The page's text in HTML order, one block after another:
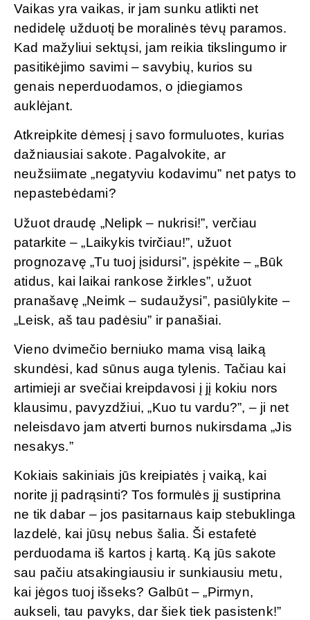
Vaikas yra vaikas, ir jam sunku atlikti net
nedidelę užduotį be moralinės tėvų paramos.
Kad mažyliui sektųsi, jam reikia tikslingumo ir
pasitikėjimo savimi – savybių, kurios su
genais neperduodamos, o įdiegiamos
auklėjant.
Atkreipkite dėmesį į savo formuluotes, kurias
dažniausiai sakote. Pagalvokite, ar
neužsiimate „negatyviu kodavimu” net patys to
nepastebėdami?
Užuot draudę „Nelipk – nukrisi!”, verčiau
patarkite – „Laikykis tvirčiau!”, užuot
prognozavę „Tu tuoj įsidursi”, įspėkite – „Būk
atidus, kai laikai rankose žirkles”, užuot
pranašavę „Neimk – sudaužysi”, pasiūlykite –
„Leisk, aš tau padėsiu” ir panašiai.
Vieno dvimečio berniuko mama visą laiką
skundėsi, kad sūnus auga tylenis. Tačiau kai
artimieji ar svečiai kreipdavosi į jį kokiu nors
klausimu, pavyzdžiui, „Kuo tu vardu?”, – ji net
neleisdavo jam atverti burnos nukirsdama „Jis
nesakys.”
Kokiais sakiniais jūs kreipiatės į vaiką, kai
norite jį padrąsinti? Tos formulės jį sustiprina
ne tik dabar – jos pasitarnaus kaip stebuklinga
lazdelė, kai jūsų nebus šalia. Ši estafetė
perduodama iš kartos į kartą. Ką jūs sakote
sau pačiu atsakingiausiu ir sunkiausiu metu,
kai jėgos tuoj išseks? Galbūt – „Pirmyn,
aukseli, tau pavyks, dar šiek tiek pasistenk!”